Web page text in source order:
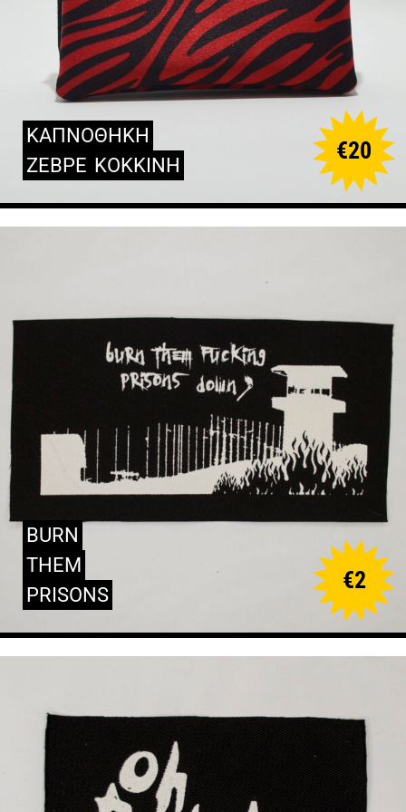
ΚΑΠΝΟΘΗΚΗ
ΖΕΒΡΕ ΚΟΚΚΙΝΗ
€20
BURN
THEM
PRISONS
€2